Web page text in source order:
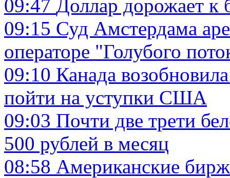
09:47 Доллар дорожает к
09:15 Суд Амстердама
операторе "Голубого
09:10 Канада
пойти на уступки США
09:03 Почти две трети
500 рублей в месяц
08:58 Американские